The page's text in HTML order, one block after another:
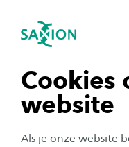
Cookies
website
Als je onze website
Navigatie openen
tonen
tonen
sluiten
Studentenleven